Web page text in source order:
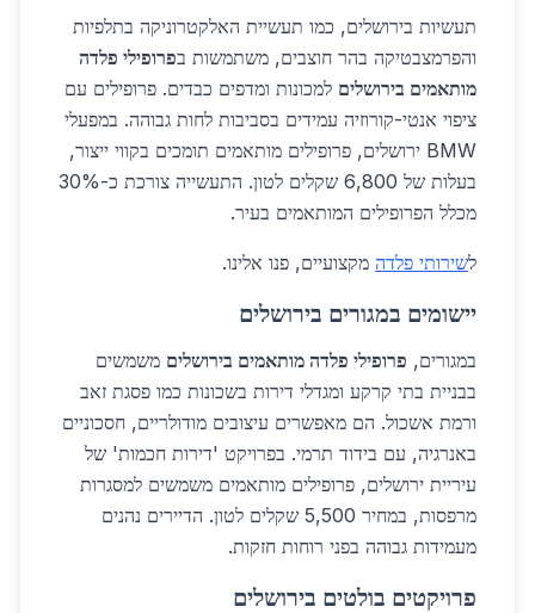
תעשיות בירושלים, כמו תעשיית האלקטרוניקה בתלפיות
והפרמצבטיקה בהר חוצבים, משתמשות בפרופילי פלדה
מותאמים בירושלים למכונות ומדפים כבדים. פרופילים עם
ציפוי אנטי-קורוזיה עמידים בסביבות לחות גבוהה. במפעלי
BMW ירושלים, פרופילים מותאמים תומכים בקווי ייצור,
בעלות של 6,800 שקלים לטון. התעשייה צורכת כ-30%
מכלל הפרופילים המותאמים בעיר.
לשירותי פלדה מקצועיים, פנו אלינו.
יישומים במגורים בירושלים
במגורים, פרופילי פלדה מותאמים בירושלים משמשים
בבניית בתי קרקע ומגדלי דירות בשכונות כמו פסגת זאב
ורמת אשכול. הם מאפשרים עיצובים מודולריים, חסכוניים
באנרגיה, עם בידוד תרמי. בפרויקט 'דירות חכמות' של
עיריית ירושלים, פרופילים מותאמים משמשים למסגרות
מרפסות, במחיר 5,500 שקלים לטון. הדיירים נהנים
מעמידות גבוהה בפני רוחות חזקות.
פרויקטים בולטים בירושלים